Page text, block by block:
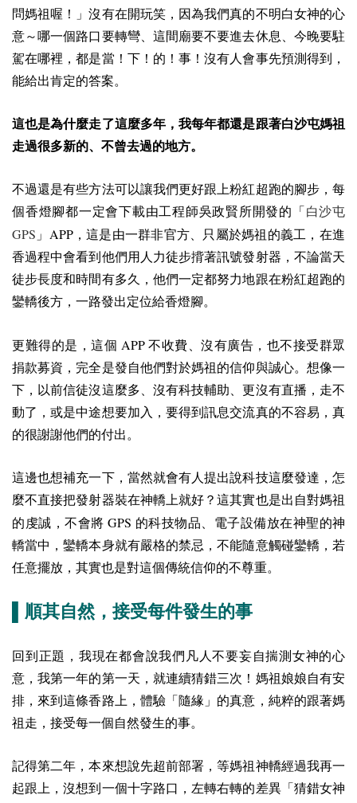
問媽祖喔！」沒有在開玩笑，因為我們真的不明白女神的心
意～哪一個路口要轉彎、這間廟要不要進去休息、今晚要駐
駕在哪裡，都是當！下！的！事！沒有人會事先預測得到，
能給出肯定的答案。
這也是為什麼走了這麼多年，我每年都還是跟著白沙屯媽祖
走過很多新的、不曾去過的地方。
不過還是有些方法可以讓我們更好跟上粉紅超跑的腳步，每
個香燈腳都一定會下載由工程師吳政賢所開發的「 白沙屯
GPS 」 APP，這是由一群非官方、只屬於媽祖的義工，在進
香過程中會看到他們用人力徒步揹著訊號發射器，不論當天
徒步長度和時間有多久，他們一定都努力地跟在粉紅超跑的
鑾轎後方，一路發出定位給香燈腳。
更難得的是，這個 APP 不收費、沒有廣告，也不接受群眾
捐款募資，完全是發自他們對於媽祖的信仰與誠心。想像一
下，以前信徒沒這麼多、沒有科技輔助、更沒有直播，走不
動了，或是中途想要加入，要得到訊息交流真的不容易，真
的很謝謝他們的付出。
這邊也想補充一下，當然就會有人提出說科技這麼發達，怎
麼不直接把發射器裝在神轎上就好？這其實也是出自對媽祖
的虔誠，不會將 GPS 的科技物品、電子設備放在神聖的神
轎當中，鑾轎本身就有嚴格的禁忌，不能隨意觸碰鑾轎，若
任意擺放，其實也是對這個傳統信仰的不尊重。
▌順其自然，接受每件發生的事
回到正題，我現在都會說我們凡人不要妄自揣測女神的心
意，我第一年的第一天，就連續猜錯三次！媽祖娘娘自有安
排，來到這條香路上，體驗「隨緣」的真意，純粹的跟著媽
祖走，接受每一個自然發生的事。
記得第二年，本來想說先超前部署，等媽祖神轎經過我再一
起跟上，沒想到一個十字路口，左轉右轉的差異「猜錯女神